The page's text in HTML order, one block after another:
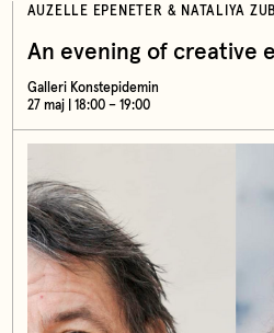
AUZELLE EPENETER & NATALIYA
An evening of creative
Galleri Konstepidemin
27 maj | 18:00 – 19:00